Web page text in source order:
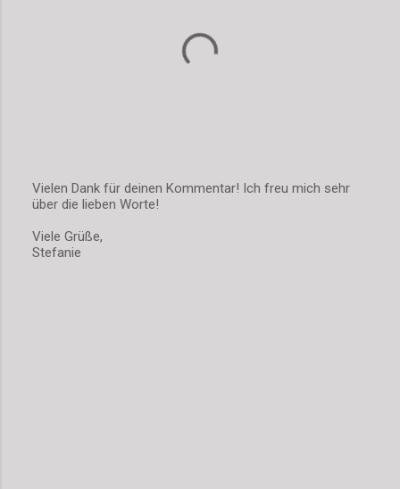
K
m
m
Vielen Dank für deinen Kommentar! Ich freu mich sehr
über die lieben Worte!
Viele Grüße,
Stefanie